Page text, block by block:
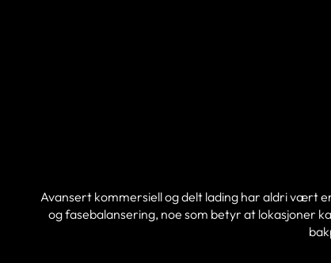
Avansert kommersiell og delt lading har aldri vært
og fasebalansering, noe som betyr at lokasjoner